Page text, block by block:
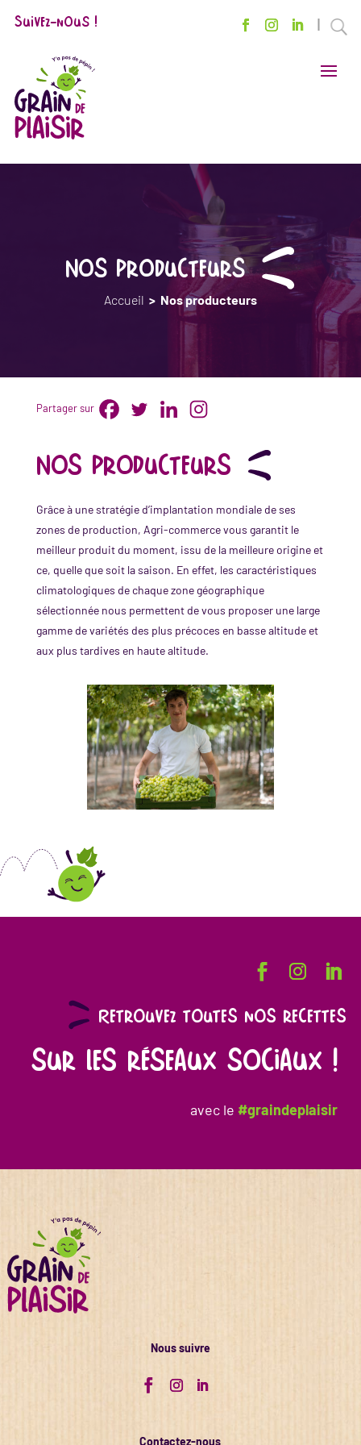
Suivez-nous ! U
Nos producteurs
Accueil > Nos producteurs
Partager sur
Nos producteurs
Grâce à une stratégie d’implantation mondiale de ses
zones de production, Agri-commerce vous garantit le
meilleur produit du moment, issu de la meilleure origine et
ce, quelle que soit la saison. En effet, les caractéristiques
climatologiques de chaque zone géographique
sélectionnée nous permettent de vous proposer une large
gamme de variétés des plus précoces en basse altitude et
aux plus tardives en haute altitude.
Retrouvez toutes nos recettes
sur les réseaux sociaux !
avec le #graindeplaisir
Nous suivre
Contactez-nous